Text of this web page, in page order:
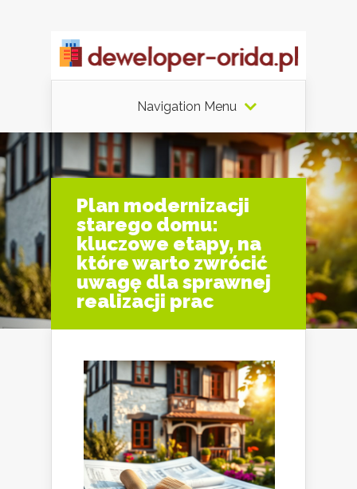
Navigation Menu
Plan modernizacji
starego domu:
kluczowe etapy, na
które warto zwrócić
uwagę dla sprawnej
realizacji prac